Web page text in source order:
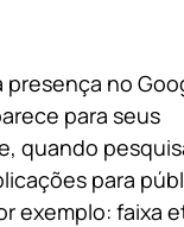
presença no
para seus
quando
para
exemplo: faixa